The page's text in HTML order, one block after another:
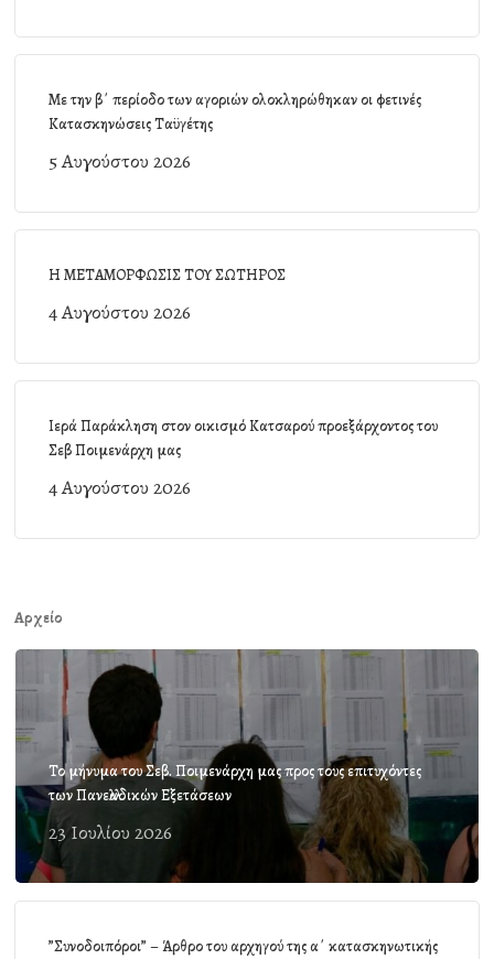
Με την β΄ περίοδο των αγοριών ολοκληρώθηκαν οι φετινές
Κατασκηνώσεις Ταϋγέτης
5 Αυγούστου 2026
Η ΜΕΤΑΜΟΡΦΩΣΙΣ ΤΟΥ ΣΩΤΗΡΟΣ
4 Αυγούστου 2026
Ιερά Παράκληση στον οικισμό Κατσαρού προεξάρχοντος του
Σεβ Ποιμενάρχη μας
4 Αυγούστου 2026
Αρχείο
Το μήνυμα του Σεβ. Ποιμενάρχη μας προς τους επιτυχόντες
των Πανελλαδικών Εξετάσεων
23 Ιουλίου 2026
”Συνοδοιπόροι” – Άρθρο του αρχηγού της α΄ κατασκηνωτικής